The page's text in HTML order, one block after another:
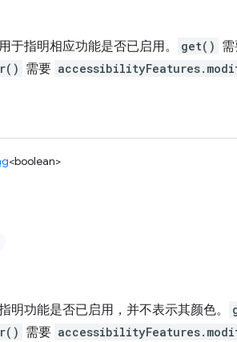
于指明相应功能是否已启用。 get()
需要
<boolean>
明功能是否已启用，并不表示其颜色。
需要